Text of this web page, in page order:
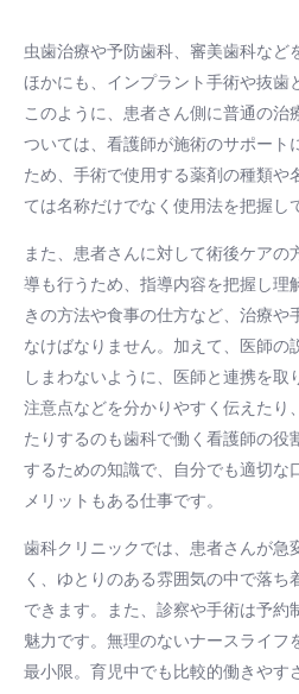
虫歯治療や予防歯科、審美歯科など
ほかにも、インプラント手術や抜歯
このように、患者さん側に普通の治
ついては、看護師が施術のサポート
ため、手術で使用する薬剤の種類や
ては名称だけでなく使用法を把握し
また、患者さんに対して術後ケア
導も行うため、指導内容を把握し理
きの方法や食事の仕方など、治療や
なけばなりません。加えて、医師の
しまわないように、医師と連携を
注意点などを分かりやすく伝えたり
たりするのも歯科で働く看護師の役
するための知識で、自分でも適切な
メリットもある仕事です。
歯科クリニックでは、患者さんが急
く、ゆとりのある雰囲気の中で落
できます。また、診察や手術は予約
魅力です。無理のないナースライフ
最小限。育児中でも比較的働きやす